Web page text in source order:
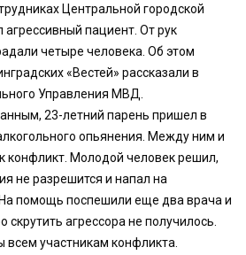
Центральной городской
пациент. От рук
четыре человека. Об этом
«Вестей» рассказали в
Управления МВД.
23-летний парень пришел в
опьянения. Между ним и
конфликт. Молодой человек решил,
не разрешится и напал на
помощь поспешили еще два врача и
скрутить агрессора не получилось.
всем участникам конфликта.